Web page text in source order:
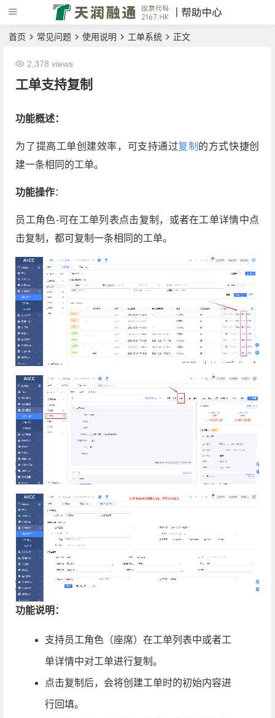
首页 常见问题 使用说明 工单系统 正文
工单支持复制
2,378 views
功能概述：
为了提高工单创建效率，可支持通过复制 的方式快捷创
建一条相同的工单。
功能操作：
员工角色-可在工单列表点击复制，或者在工单详情中点
击复制，都可复制一条相同的工单。
功能说明：
支持员工角色（座席）在工单列表中或者工
单详情中对工单进行复制。
点击复制后，会将创建工单时的初始内容进
行回填。